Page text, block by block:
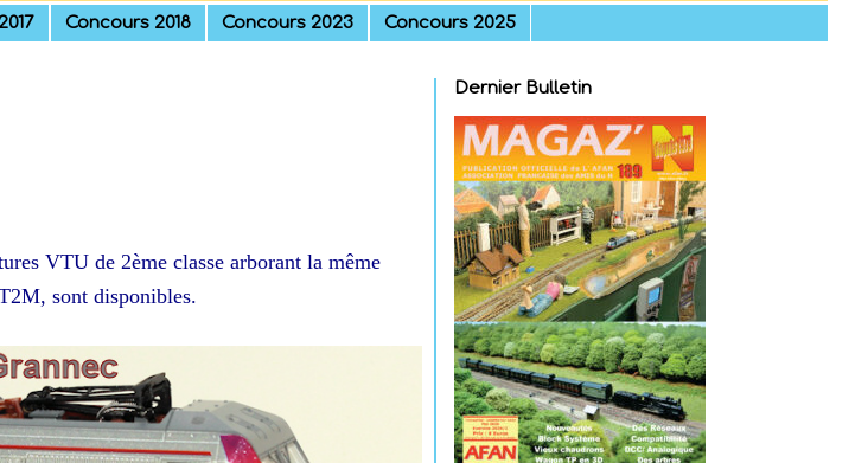
Concours 2018 Concours 2023 Concours 2025
VTU de 2ème classe arborant la même
sont disponibles.
Dernier Bulletin